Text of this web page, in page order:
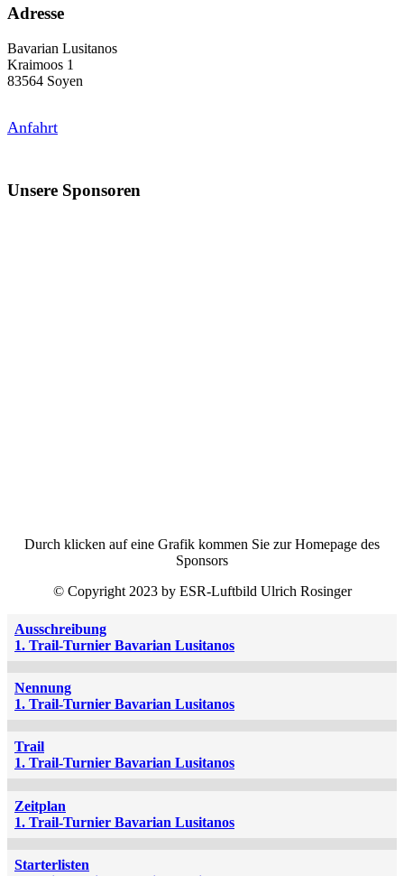
Adresse
Bavarian Lusitanos
Kraimoos 1
83564 Soyen
Anfahrt
Unsere Sponsoren
Durch klicken auf eine Grafik kommen Sie zur Homepage des
Sponsors
© Copyright 2023 by ESR-Luftbild Ulrich Rosinger
Ausschreibung
1. Trail-Turnier Bavarian Lusitanos
Nennung
1. Trail-Turnier Bavarian Lusitanos
Trail
1. Trail-Turnier Bavarian Lusitanos
Zeitplan
1. Trail-Turnier Bavarian Lusitanos
Starterlisten